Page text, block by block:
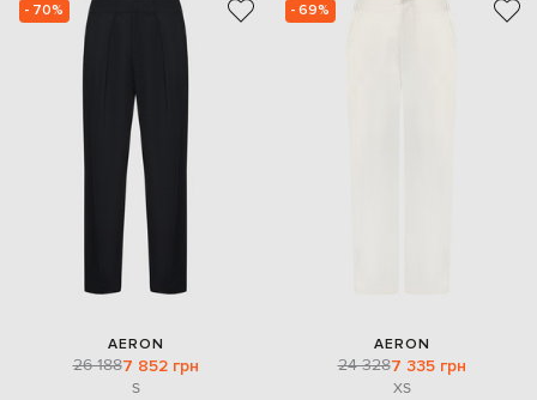
- 70%
AERON
26 1887 852 грн
S
- 69%
AERON
24 3287 335 грн
XS